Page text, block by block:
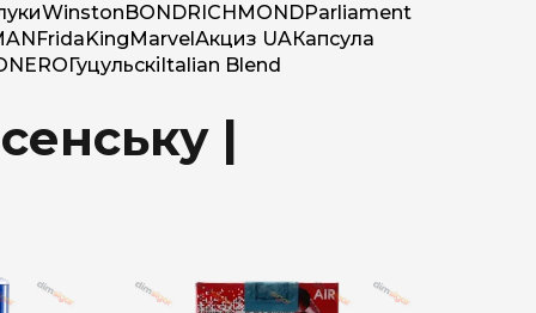
WinstonBONDRICHMONDParliament
FridaKingMarvelАкциз UAКапсула
NEROГуцульскіItalian Blend
|